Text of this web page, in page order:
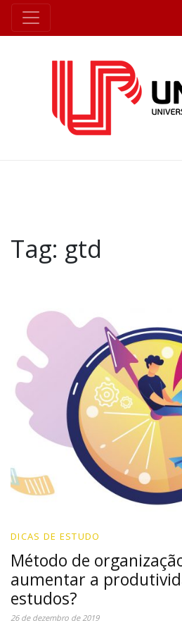
Tag: gtd
DICAS DE ESTUDO
Método de
aumentar a
estudos?
26 de dezembro de 2019